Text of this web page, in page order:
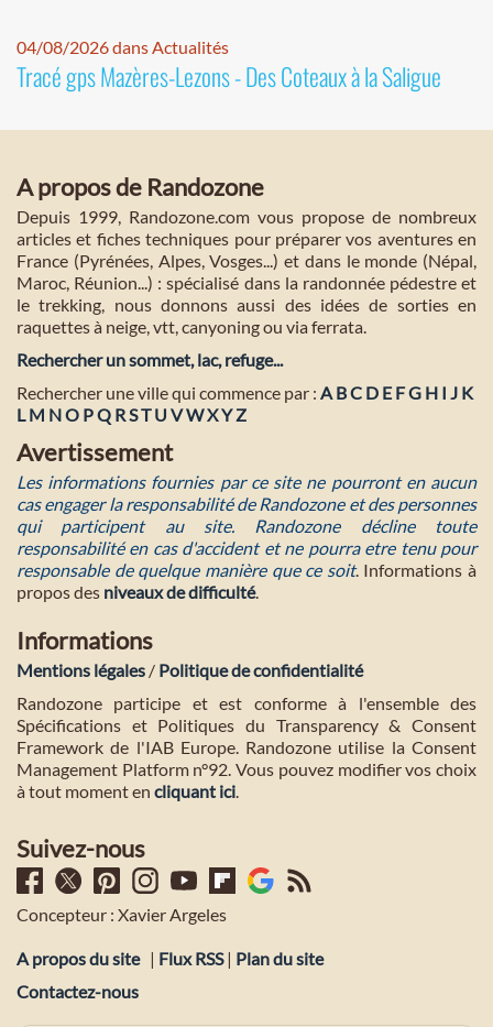
04/08/2026 dans Actualités
Tracé gps Mazères-Lezons - Des Coteaux à la Saligue
A propos de Randozone
Depuis 1999, Randozone.com vous propose de nombreux
articles et fiches techniques pour préparer vos aventures en
France (Pyrénées, Alpes, Vosges...) et dans le monde (Népal,
Maroc, Réunion...) : spécialisé dans la randonnée pédestre et
le trekking, nous donnons aussi des idées de sorties en
raquettes à neige, vtt, canyoning ou via ferrata.
Rechercher un sommet, lac, refuge...
Rechercher une ville qui commence par : A BC D E FG H I J K
L M NO PQ RST U VWXYZ
Avertissement
Les informations fournies par ce site ne pourront en aucun
cas engager la responsabilité de Randozone et des personnes
qui participent au site. Randozone décline toute
responsabilité en cas d'accident et ne pourra etre tenu pour
responsable de quelque manière que ce soit. Informations à
propos des niveaux de difficulté.
Informations
Mentions légales / Politique de confidentialité
Randozone participe et est conforme à l'ensemble des
Spécifications et Politiques du Transparency & Consent
Framework de l'IAB Europe. Randozone utilise la Consent
Management Platform n°92. Vous pouvez modifier vos choix
à tout moment en cliquant ici.
Suivez-nous
Concepteur : Xavier Argeles
A propos du site | Flux RSS| Plan du site
Contactez-nous